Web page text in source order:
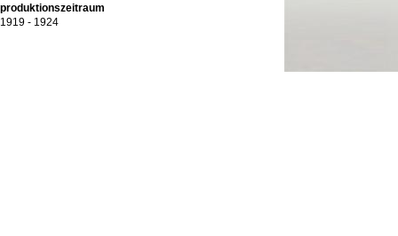
produktionszeitraum
1919 - 1924